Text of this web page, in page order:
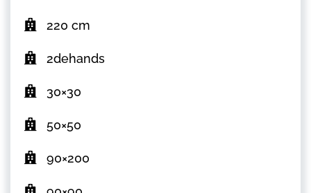
220 cm
2dehands
30×30
50×50
90×200